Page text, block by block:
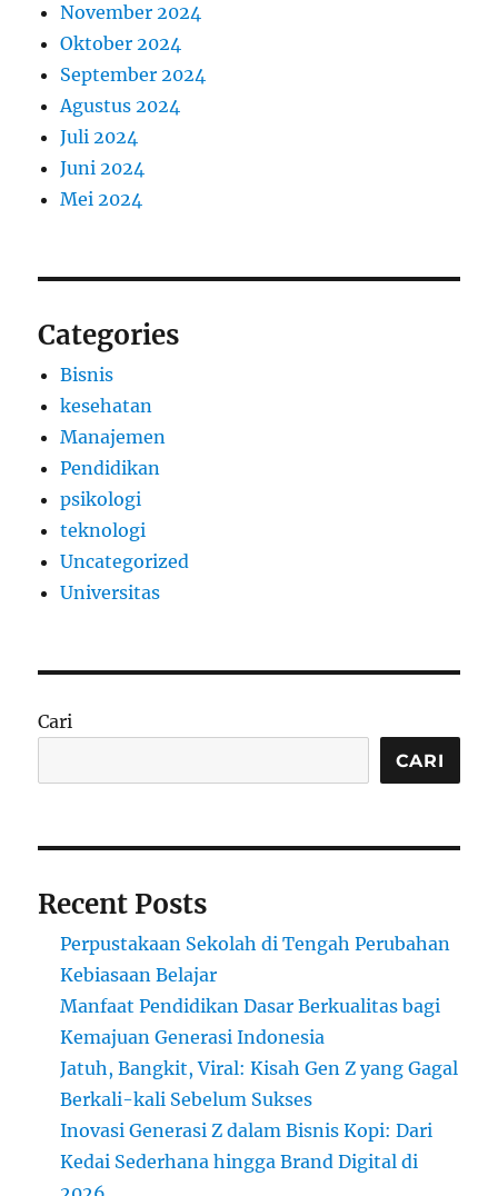
November 2024
Oktober 2024
September 2024
Agustus 2024
Juli 2024
Juni 2024
Mei 2024
Categories
Bisnis
kesehatan
Manajemen
Pendidikan
psikologi
teknologi
Uncategorized
Universitas
Cari
CARI
Recent Posts
Perpustakaan Sekolah di Tengah Perubahan
Kebiasaan Belajar
Manfaat Pendidikan Dasar Berkualitas bagi
Kemajuan Generasi Indonesia
Jatuh, Bangkit, Viral: Kisah Gen Z yang Gagal
Berkali-kali Sebelum Sukses
Inovasi Generasi Z dalam Bisnis Kopi: Dari
Kedai Sederhana hingga Brand Digital di